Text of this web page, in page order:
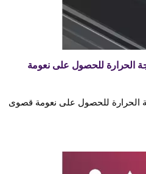
الحرارة للحصول على نعومة
الحرارة للحصول على نعومة قصوى